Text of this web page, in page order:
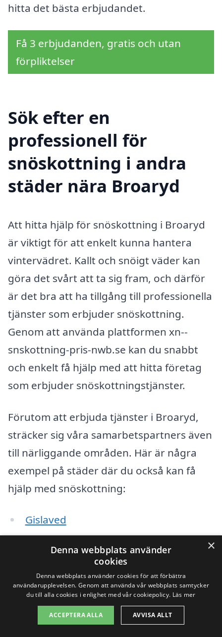
hitta det bästa erbjudandet.
Få 3 erbjudanden, gratis och utan
förpliktelser
Sök efter en
professionell för
snöskottning i andra
städer nära Broaryd
Att hitta hjälp för snöskottning i Broaryd
är viktigt för att enkelt kunna hantera
vintervädret. Kallt och snöigt väder kan
göra det svårt att ta sig fram, och därför
är det bra att ha tillgång till professionella
tjänster som erbjuder snöskottning.
Genom att använda plattformen xn--
snskottning-pris-nwb.se kan du snabbt
och enkelt få hjälp med att hitta företag
som erbjuder snöskottningstjänster.
Förutom att erbjuda tjänster i Broaryd,
sträcker sig våra samarbetspartners även
till närliggande områden. Här är några
exempel på städer där du också kan få
hjälp med snöskottning:
Gislaved
Värnamo
Hestra
Smålandsstenar
×
Denna webbplats använder
cookies
Denna webbplats använder cookies för att förbättra
användarupplevelsen. Genom att använda vår webbplats samtycker
du till alla cookies i enlighet med vår cookiepolicy. Läs mer
ACCEPTERA ALLA AVVISA ALLT